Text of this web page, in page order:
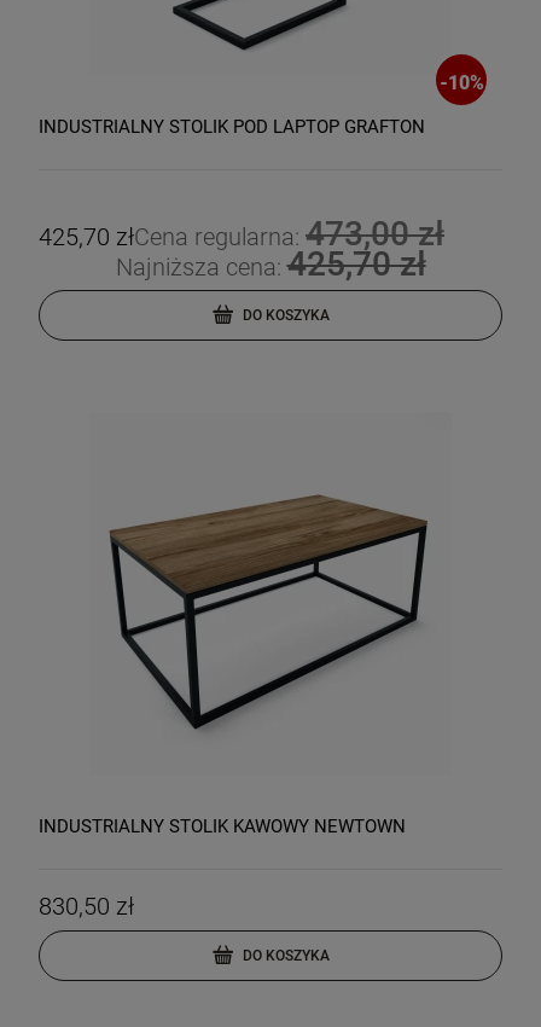
-10%
INDUSTRIALNY STOLIK POD LAPTOP GRAFTON
425,70 złCena regularna: 473,00 zł
Najniższa cena:425,70 zł
DO KOSZYKA
INDUSTRIALNY STOLIK KAWOWY NEWTOWN
830,50 zł
DO KOSZYKA